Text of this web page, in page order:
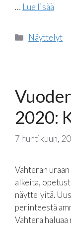
… Lue lisää
Kategoriat
Näyttelyt
2020:
7 huhtikuun,
Vahteran
alkeita,
näyttelyitä.
perinteestä
Vahtera